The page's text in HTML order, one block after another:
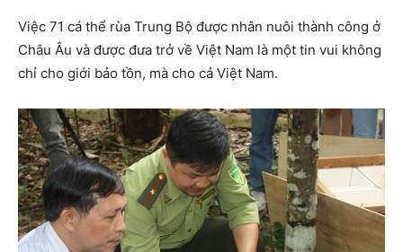
Việc 71 cá thể rùa Trung Bộ được nhân nuôi thành công ở
Châu Âu và được đưa trở về Việt Nam là một tin vui không
chỉ cho giới bảo tồn, mà cho cả Việt Nam.